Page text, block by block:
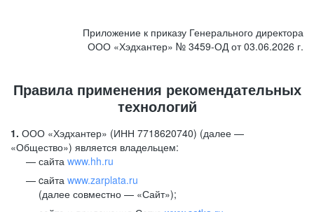
Приложение к приказу Генерального директора
ООО «Хэдхантер» № 3459-ОД от 03.06.2026 г.
Правила применения рекомендательных
технологий
1. ООО «Хэдхантер» (ИНН 7718620740) (далее —
«Общество») является владельцем:
сайта www.hh.ru
cайта www.zarplata.ru
(далее совместно — «Сайт»);